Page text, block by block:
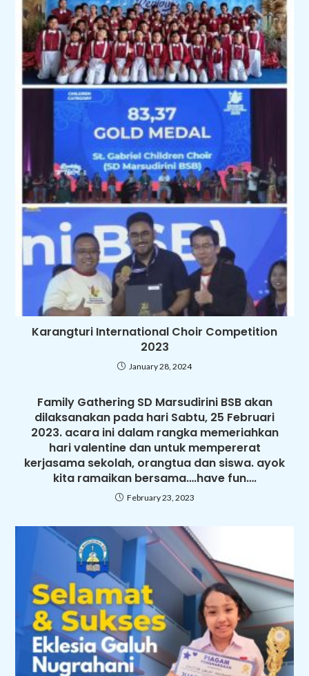
Karangturi International Choir Competition
2023
January 28, 2024
Family Gathering SD Marsudirini BSB akan
dilaksanakan pada hari Sabtu, 25 Februari
2023. acara ini dalam rangka memeriahkan
hari valentine dan untuk mempererat
kerjasama sekolah, orangtua dan siswa. ayok
kita ramaikan bersama….have fun….
February 23, 2023